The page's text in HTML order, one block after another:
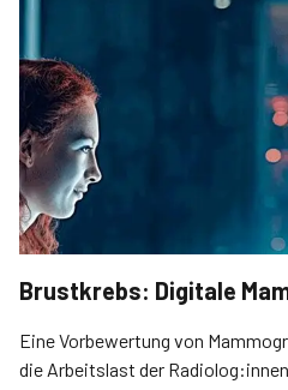
Brustkrebs: Digitale
Eine Vorbewertung von
die Arbeitslast der